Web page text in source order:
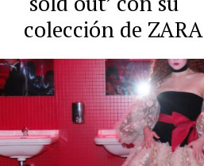
colección de ZARA